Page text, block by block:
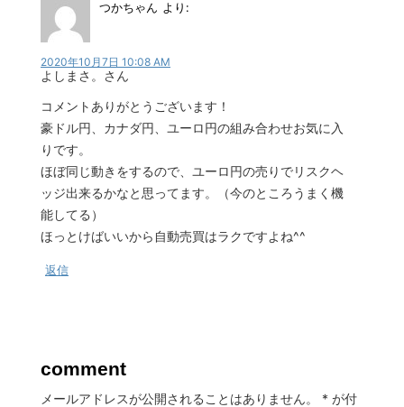
つかちゃん より:
2020年10月7日 10:08 AM
よしまさ。さん
コメントありがとうございます！
豪ドル円、カナダ円、ユーロ円の組み合わせお気に入
りです。
ほぼ同じ動きをするので、ユーロ円の売りでリスクヘ
ッジ出来るかなと思ってます。（今のところうまく機
能してる）
ほっとけばいいから自動売買はラクですよね^^
返信
comment
メールアドレスが公開されることはありません。 * が付